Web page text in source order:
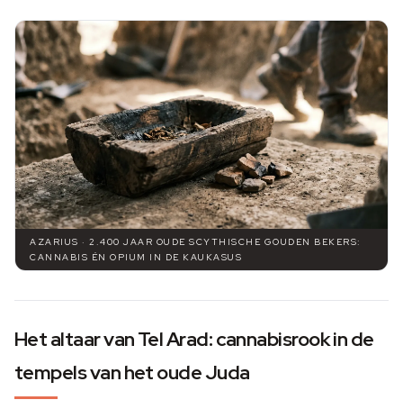
AZARIUS · 2.400 JAAR OUDE SCYTHISCHE GOUDEN BEKERS:
CANNABIS ÉN OPIUM IN DE KAUKASUS
Het altaar van Tel Arad: cannabisrook in de
tempels van het oude Juda